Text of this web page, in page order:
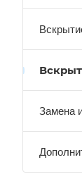
Замена